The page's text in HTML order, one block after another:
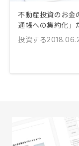
不動産投資のお金
通帳への集約化」
投資する